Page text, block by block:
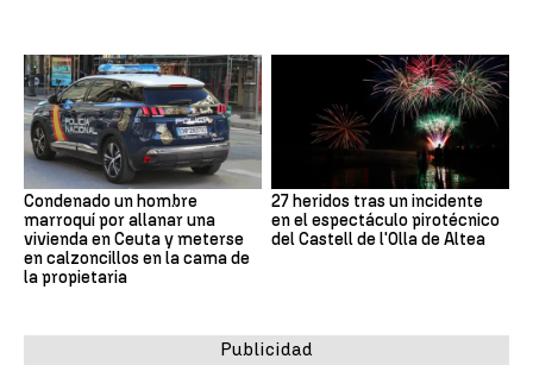
Condenado un hombre
marroquí por allanar una
vivienda en Ceuta y meterse
en calzoncillos en la cama de
la propietaria
27 heridos tras un incidente
en el espectáculo pirotécnico
del Castell de l'Olla de Altea